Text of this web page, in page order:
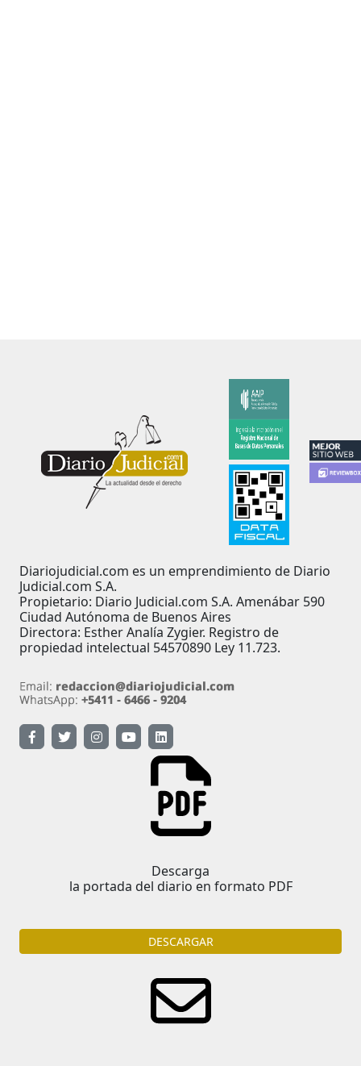
Diariojudicial.com es un emprendimiento de Diario
Judicial.com S.A.
Propietario: Diario Judicial.com S.A. Amenábar 590
Ciudad Autónoma de Buenos Aires
Directora: Esther Analía Zygier. Registro de
propiedad intelectual 54570890 Ley 11.723.
Descarga
la portada del diario en formato PDF
DESCARGAR